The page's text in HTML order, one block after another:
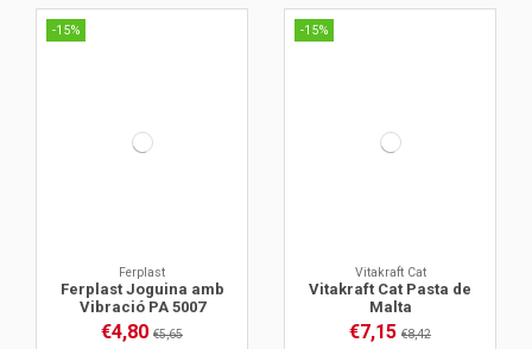
-15%
Ferplast
Ferplast Joguina amb
Vibració PA 5007
€4,80 €5,65
-15%
Vitakraft Cat
Vitakraft Cat Pasta de
Malta
€7,15 €8,42